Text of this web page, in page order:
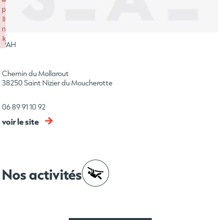
PAH
Chemin du Mollarout
38250 Saint Nizier du Moucherotte
06 89 91 10 92
voir le site
Nos activités
p
li
n
k
to initialize plugin: wplink